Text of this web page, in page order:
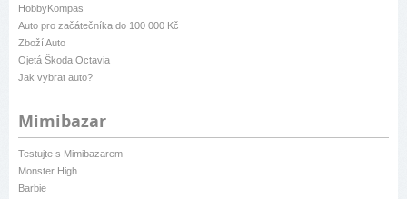
HobbyKompas
Auto pro začátečníka do 100 000 Kč
Zboží Auto
Ojetá Škoda Octavia
Jak vybrat auto?
Mimibazar
Testujte s Mimibazarem
Monster High
Barbie